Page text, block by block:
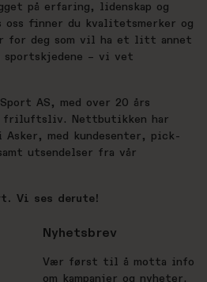
på erfaring, lidenskap og
oss finner du kvalitetsmerker og
for deg som vil ha et litt annet
sportskjedene – vi vet
AS, med over 20 års
friluftsliv. Nettbutikken har
Asker, med kundesenter, pick-
utsendelser fra vår
Vi ses derute!
Nyhetsbrev
Vær først til å motta info
om kampanjer og nyheter.